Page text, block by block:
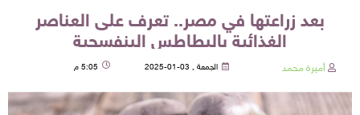
بعد زراعتها في مصر.. تعرف على العناصر
الغذائية بالبطاطس البنفسجية
أميرة محمد الجمعة , 03-01-2025 5:05 م